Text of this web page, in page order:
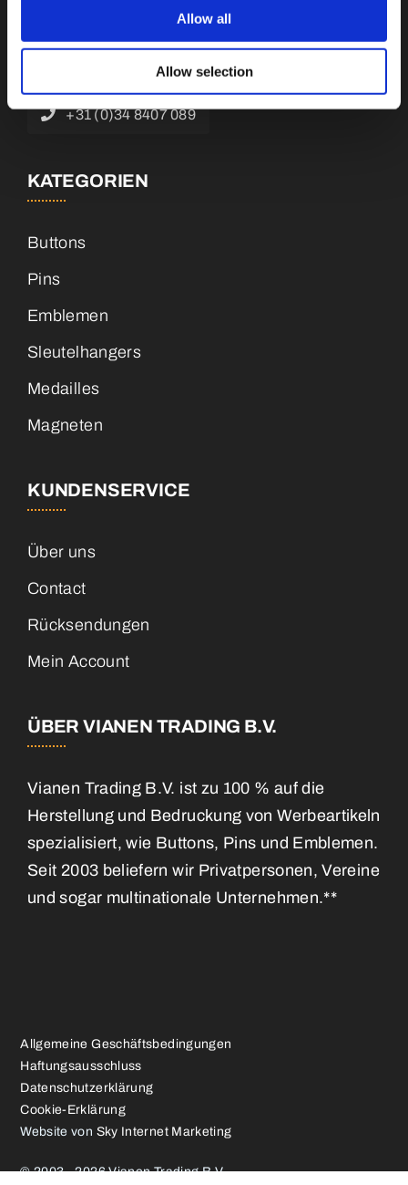
Allow all
Allow selection
info@vianenonline.nl
+31 (0)34 8407 089
KATEGORIEN
Buttons
Pins
Emblemen
Sleutelhangers
Medailles
Magneten
KUNDENSERVICE
Über uns
Contact
Rücksendungen
Mein Account
ÜBER VIANEN TRADING B.V.
Vianen Trading B.V. ist zu 100 % auf die
Herstellung und Bedruckung von Werbeartikeln
spezialisiert, wie Buttons, Pins und Emblemen.
Seit 2003 beliefern wir Privatpersonen, Vereine
und sogar multinationale Unternehmen.**
Allgemeine Geschäftsbedingungen
Haftungsausschluss
Datenschutzerklärung
Cookie-Erklärung
Website von Sky Internet Marketing
© 2003 - 2026 Vianen Trading B.V